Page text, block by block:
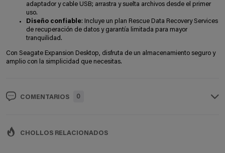
adaptador y cable USB; arrastra y suelta archivos desde el primer
uso.
Diseño confiable: Incluye un plan Rescue Data Recovery Services
de recuperación de datos y garantía limitada para mayor
tranquilidad.
Con Seagate Expansion Desktop, disfruta de un almacenamiento seguro y
amplio con la simplicidad que necesitas.
COMENTARIOS 0
CHOLLOS RELACIONADOS